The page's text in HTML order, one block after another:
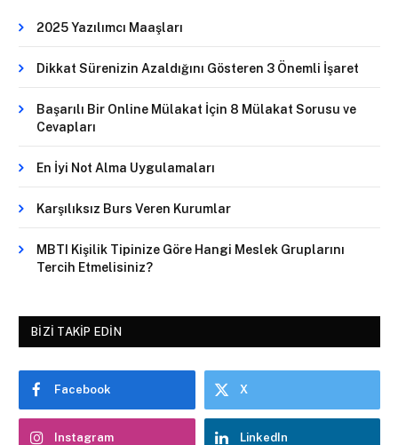
2025 Yazılımcı Maaşları
Dikkat Sürenizin Azaldığını Gösteren 3 Önemli İşaret
Başarılı Bir Online Mülakat İçin 8 Mülakat Sorusu ve
Cevapları
En İyi Not Alma Uygulamaları
Karşılıksız Burs Veren Kurumlar
MBTI Kişilik Tipinize Göre Hangi Meslek Gruplarını
Tercih Etmelisiniz?
BIZI TAKIP EDIN
Facebook X
Instagram LinkedIn